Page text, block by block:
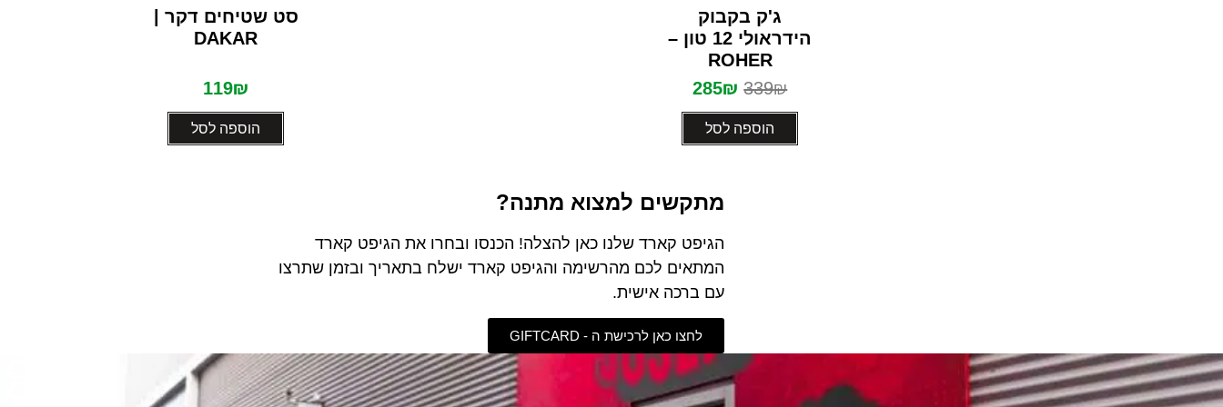
ג'ק בקבוק
הידראולי 12 טון –
ROHER
339₪
285₪
הוספה לסל
0
מתוך
סט שטיחים דקר |
DAKAR
119₪
הוספה לסל
0
מתקשים למצוא מתנה?
הגיפט קארד שלנו כאן להצלה! הכנסו ובחרו את הגיפט קארד
המתאים לכם מהרשימה והגיפט קארד ישלח בתאריך ובזמן שתרצו
עם ברכה אישית.
לחצו כאן לרכישת ה - GIFTCARD